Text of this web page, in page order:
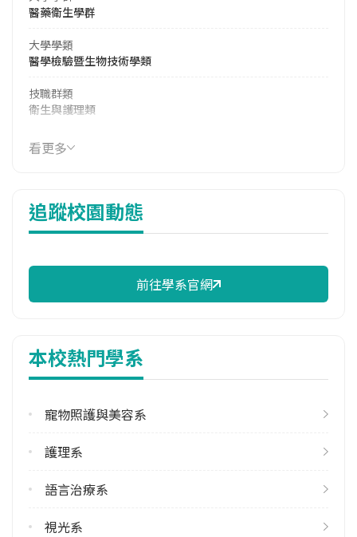
醫藥衛生學群
大學學類
醫學檢驗暨生物技術學類
技職群類
衛生與護理類
114年學費
38,432 元/學期
16,361 元/學期
114年註冊率
(06)2674567 #450
臺南市仁德區文華一街89號
看更多
追蹤校園動態
前往學系官網
本校熱門學系
寵物照護與美容系
護理系
語言治療系
視光系